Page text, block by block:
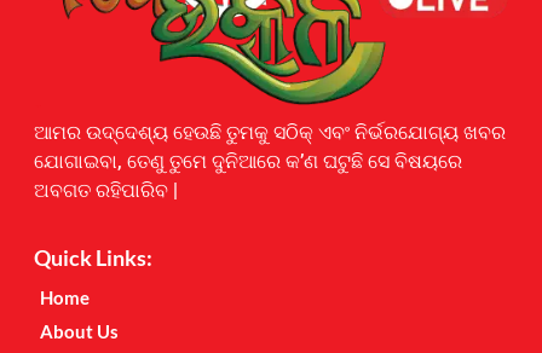
ଆମର ଉଦ୍ଦେଶ୍ୟ ହେଉଛି ତୁମକୁ ସଠିକ୍ ଏବଂ ନିର୍ଭରଯୋଗ୍ୟ ଖବର
ଯୋଗାଇବା, ତେଣୁ ତୁମେ ଦୁନିଆରେ କ’ଣ ଘଟୁଛି ସେ ବିଷୟରେ
ଅବଗତ ରହିପାରିବ |
Quick Links:
Home
About Us